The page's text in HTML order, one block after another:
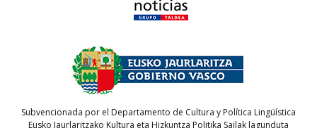
Subvencionada por el Departamento de Cultura y Política Lingüística
Eusko Jaurlaritzako Kultura eta Hizkuntza Politika Sailak lagunduta